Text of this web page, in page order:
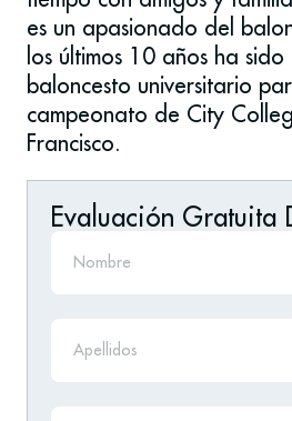
es un apasionado del
los últimos 10 años ha
baloncesto universitario
campeonato de City
Francisco.
Evaluación Gratuita